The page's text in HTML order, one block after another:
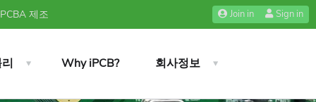
제조 Join in Sign in
Why iPCB? 회사정보